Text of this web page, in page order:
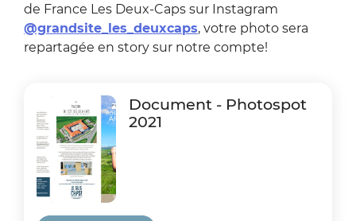
de France Les Deux-Caps sur Instagram
@grandsite_les_deuxcaps, votre photo sera
repartagée en story sur notre compte!
Document - Photospot
2021